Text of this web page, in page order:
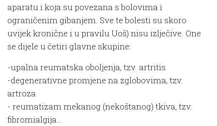
aparatu i koja su povezana s bolovima i
ograničenim gibanjem. Sve te bolesti su skoro
uvijek kronične i u pravilu Uoš) nisu izlječive. One
se dijele u četiri glavne skupine:
-upalna reumatska oboljenja, tzv. artritis
-degenerativne promjene na zglobovima, tzv.
artroza
- reumatizam mekanog (nekoštanog) tkiva, tzv.
fibromialgija...